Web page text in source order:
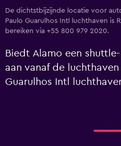
De dichtstbijzijnde locatie voor
Paulo Guarulhos Intl luchthaven is
bereiken via +55 800 979 2020.
Biedt Alamo een
aan vanaf de luchthaven
Guarulhos Intl